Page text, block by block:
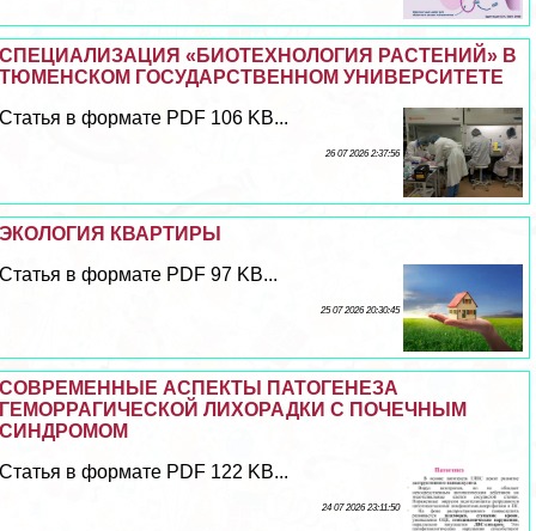
СПЕЦИАЛИЗАЦИЯ «БИОТЕХНОЛОГИЯ РАСТЕНИЙ» В
ТЮМЕНСКОМ ГОСУДАРСТВЕННОМ УНИВЕРСИТЕТЕ
Статья в формате PDF 106 KB...
26 07 2026 2:37:56
ЭКОЛОГИЯ КВАРТИРЫ
Статья в формате PDF 97 KB...
25 07 2026 20:30:45
СОВРЕМЕННЫЕ АСПЕКТЫ ПАТОГЕНЕЗА
ГЕМОРРАГИЧЕСКОЙ ЛИХОРАДКИ С ПОЧЕЧНЫМ
СИНДРОМОМ
Статья в формате PDF 122 KB...
24 07 2026 23:11:50